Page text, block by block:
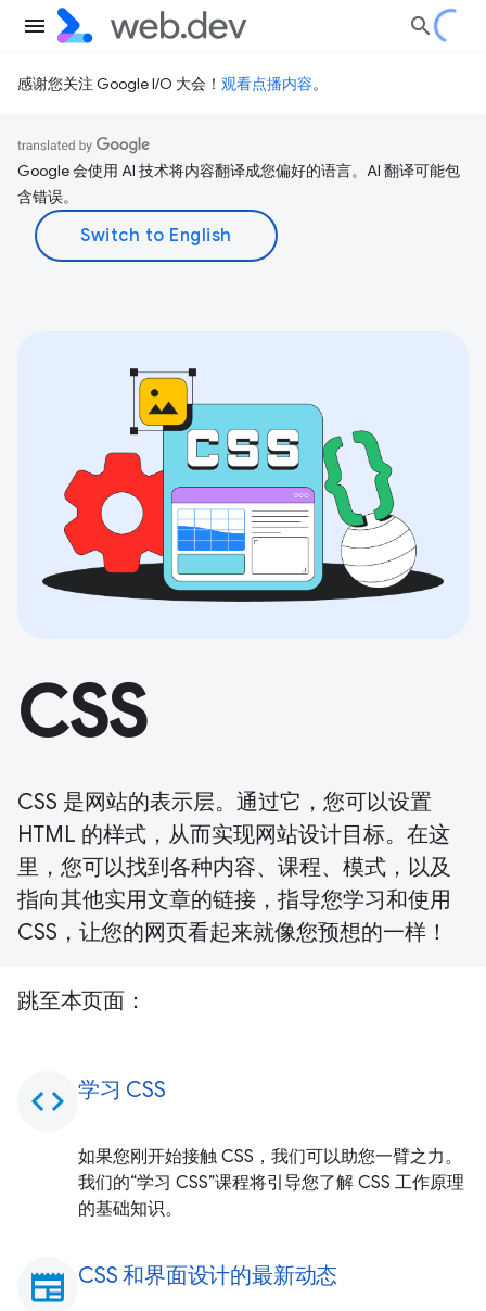
感谢您关注 Google I/O 大会！ 观看点播内容。
Google 会使用 AI 技术将内容翻译成您偏好的语言。AI 翻译可能包
含错误。
CSS
CSS 是网站的表示层。通过它，您可以设置
HTML 的样式，从而实现网站设计目标。在这
里，您可以找到各种内容、课程、模式，以及
指向其他实用文章的链接，指导您学习和使用
CSS，让您的网页看起来就像您预想的一样！
跳至本页面：
code 学习 CSS
如果您刚开始接触 CSS，我们可以助您一臂之力。
我们的“学习 CSS”课程将引导您了解 CSS 工作原理
的基础知识。
newspaper CSS 和界面设计的最新动态